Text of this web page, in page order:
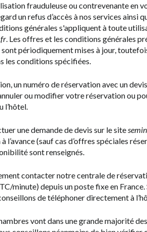
frauduleuse ou contrevenante en
un refus d’accès à nos services ainsi
générales s'appliquent à toute
. Les offres et les conditions générales
périodiquement mises à jour,
les conditions spécifiées.
un numéro de réservation avec un
ou modifier votre réservation ou
l’hôtel.
une demande de devis sur le site
l’avance (sauf cas d’offres spéciales
sont renseignés.
contacter notre centrale de
minute) depuis un poste fixe en
de téléphoner directement à
vont dans une grande majorité